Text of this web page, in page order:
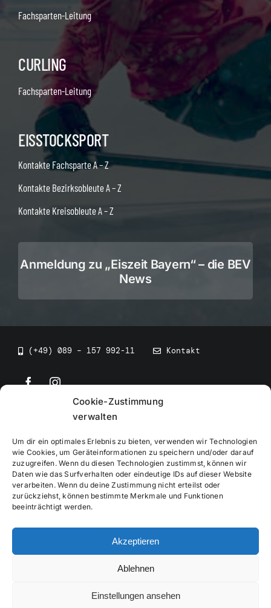
Cookie-Zustimmung
verwalten
Um dir ein optimales Erlebnis zu bieten, verwenden wir Technologien
wie Cookies, um Geräteinformationen zu speichern und/oder darauf
zuzugreifen. Wenn du diesen Technologien zustimmst, können wir
Daten wie das Surfverhalten oder eindeutige IDs auf dieser Website
verarbeiten. Wenn du deine Zustimmung nicht erteilst oder
zurückziehst, können bestimmte Merkmale und Funktionen
beeinträchtigt werden.
Akzeptieren
Ablehnen
Einstellungen ansehen
Fachsparten-Leitung
CURLING
Fachsparten-Leitung
EISSTOCKSPORT
Kontakte Fachsparte A – Z
Kontakte Bezirksobleute A – Z
Kontakte Kreisobleute A – Z
Anmeldung zu „Eiszeit Bayern“ – die BEV
News
(+49) 089 – 157 992-11 Kontakt
• BEV Bayerischer Eissportverband
Impressum
Datenschutzerklärung